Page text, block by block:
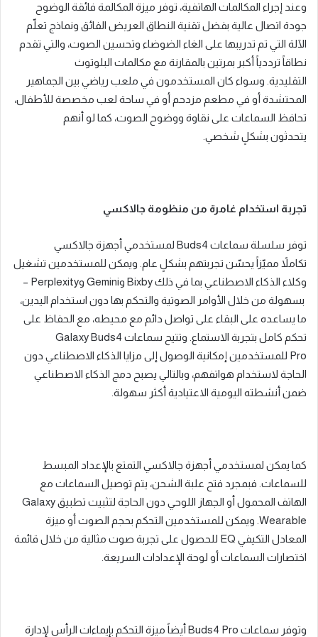
وعند إجراء المكالمات الهاتفية، توفر ميزة المكالمة فائقة الوضوح
جودة اتصال عالية بفضل تقنية النطاق العريض الفائق ونماذج تعلّم
الآلة التي تم تدريبها على الغاء الضوضاء وتحسين الصوت، والتي تقدم
نطاقاً ترددياً أكبر بمرتين بالمقارنة مع مكالمات البلوتوث
التقليدية وسواء كان المستخدمون في ملعب رياضي بين الجماهير
المحتشدة أو في مطعم مزدحم أو في ساحة لعب مخصصة للأطفال،
تحافظ السماعات على نقاوة ووضوح الصوت، كما لو أنهم
يتحدثون بشكلٍ شخصي
تجربة استخدام غامرة من منظومة جالاكسي
توفر سلسلة سماعات Buds4 لمستخدمي أجهزة جالاكسي
تكاملاً مميّزاً يحسّن تجربتهم بشكلٍ عام ويمكن للمستخدمين تشغيل
وكلاء الذكاء الاصطناعي بما في ذلكBixby وGemini وPerplexity
–
بسهولة من خلال الأوامر الصوتية والتحكم بها دون استخدام اليدين،
ما يساعده على البقاء على تواصل دائم مع محيطه، مع الحفاظ على
تحكم كامل بتجربة الاستماع وتتيح سماعات Galaxy Buds4
Pro للمستخدمين إمكانية الوصول إلى مزايا الذكاء الاصطناعي دون
الحاجة لاستخدام هواتفهم، وبالتالي يصبح دمج الذكاء الاصطناعي
ضمن أنشطته اليومية الاعتيادية أكثر سهولة
كما يمكن لمستخدمي أجهزة جالاكسي التمتع بالإعداد المبسط
للسماعات فبمجرد فتح علبة الشحن، يتم توصيل السماعات مع
الهاتف المحمول أو الجهاز اللوحي دون الحاجة لتثبيت تطبيقGalaxy
Wearable ويمكن للمستخدمين التحكم بحجم الصوت أو ميزة
المعادل التكيفي EQ للحصول على تجربة صوت مثالية من خلال قائمة
اختصارات السماعات أو لوحة الإعدادات السريعة
وتوفر سماعات Buds4 Pro أيضاً ميزة التحكم بإيماءات الرأس لإدارة